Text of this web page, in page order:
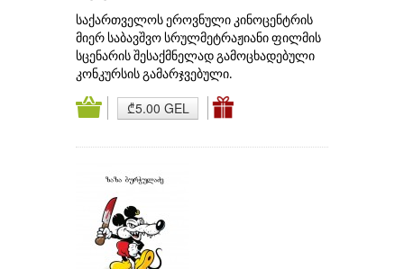
საქართველოს ეროვნული კინოცენტრის
მიერ საბავშვო სრულმეტრაჟიანი ფილმის
სცენარის შესაქმნელად გამოცხადებული
კონკურსის გამარჯვებული.
₾5.00 GEL